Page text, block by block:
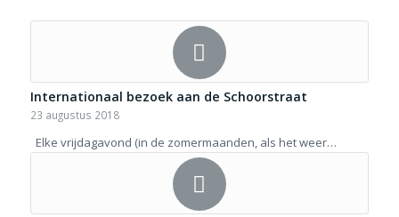
Internationaal bezoek aan de Schoorstraat
23 augustus 2018
Elke vrijdagavond (in de zomermaanden, als het weer…